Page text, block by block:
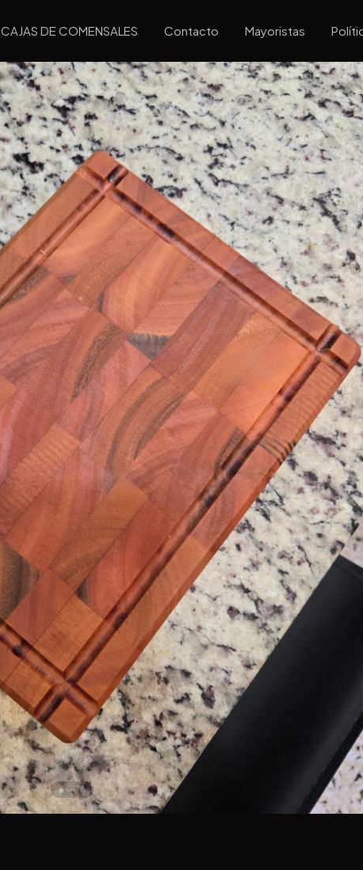
CAJAS DE COMENSALES Contacto Mayoristas